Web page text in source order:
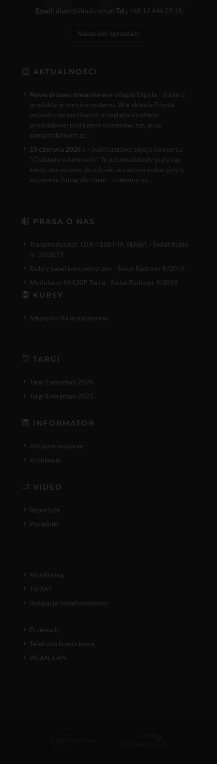
Email: dipol@dipol.com.pl Tel.: +48 12 644 29 13
Nasza sieć sprzedaży
AKTUALNOŚCI
Nowe drzewo towarów w e-sklepie Dipola - dobierz
produkty w obrębie systemu. W e-sklepie Dipola
pojawiła się możliwość przeglądania oferty
produktowej pod kątem systemów, tzn. grup
kompatybilnych ze...
10 czerwca 2026 r. - Jubileuszowa edycja konkursu
"Ciekawie o Antenach". To już dwudziesty piąty raz,
kiedy zapraszamy do udziału w naszym wakacyjnym
wyzwaniu fotograficznym – czekamy na...
PRASA O NAS
Transmodulator TDX-4168 FTA TERRA - Świat Radio
nr 10/2019
Dobry kabel koncentryczny - Świat Radio nr 8/2019
Modulator MI520P Terra - Świat Radio nr 9/2019
KURSY
Szkolenia dla instalatorów
TARGI
Targi Energetab 2024.
Targi Energetab 2023.
INFORMATOR
Aktualne wydanie
Archiwum
VIDEO
Reportaże
Poradniki
Monitoring
TV-SAT
Instalacje światłowodowe
Przewody
Telefonia komórkowa
WLAN, LAN